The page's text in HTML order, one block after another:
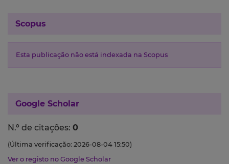
Scopus
Esta publicação não está indexada na Scopus
Google Scholar
N.º de citações: 0
(Última verificação: 2026-08-04 15:50)
Ver o registo no Google Scholar